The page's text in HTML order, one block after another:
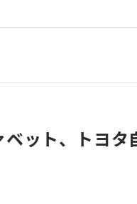
ット、トヨタ